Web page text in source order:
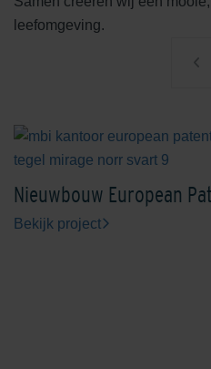
leefomgeving.
Nieuwbouw European
Bekijk project